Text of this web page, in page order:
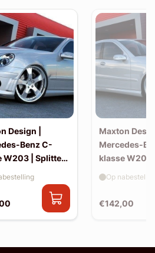
Design |
Benz C-
W203 | Splitter
AMG-look
Maxton
Mercedes-
klasse W203
skirts (W204
€142,00
Op